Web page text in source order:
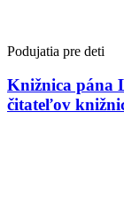
Podujatia pre deti
Knižnica pána
čitateľov